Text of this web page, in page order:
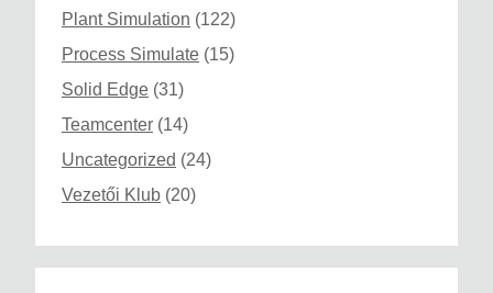
Plant Simulation (122)
Process Simulate (15)
Solid Edge (31)
Teamcenter (14)
Uncategorized (24)
Vezetői Klub (20)